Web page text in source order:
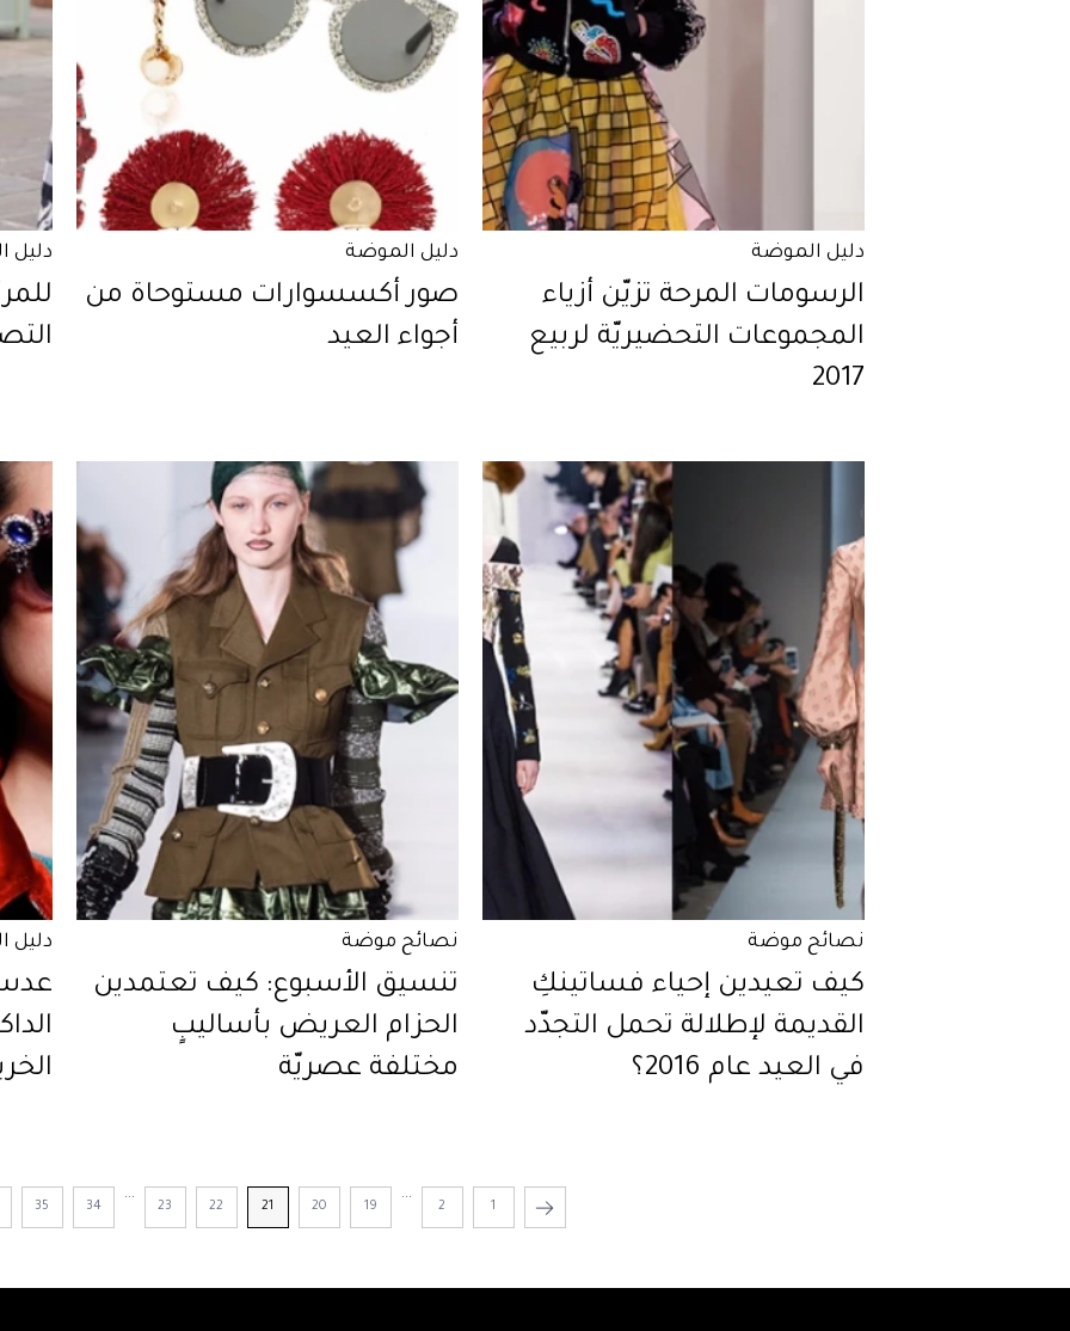
دليل الموضة
الرسومات المرحة تزيّن أزياء
المجموعات التحضيريّة لربيع
2017
دليل الموضة
صور أكسسوارات مستوحاة من
أجواء العيد
دليل
نصائح موضة
كيف تعيدين إحياء فساتينكِ
القديمة لإطلالة تحمل التجدّد
في العيد عام 2016؟
نصائح موضة
تنسيق الأسبوع: كيف تعتمدين
الحزام العريض بأساليبٍ
مختلفة عصريّة
دليل
1
2
...
19
20
21
22
23
...
34
35